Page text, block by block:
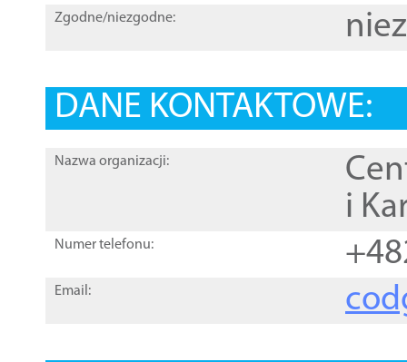
Zgodne/niezgodne:
DANE KONTAKTOWE:
Nazwa organizacji:
i
Numer telefonu:
Email: